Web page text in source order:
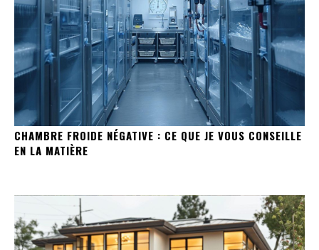
CHAMBRE FROIDE NÉGATIVE : CE QUE JE VOUS CONSEILLE
EN LA MATIÈRE